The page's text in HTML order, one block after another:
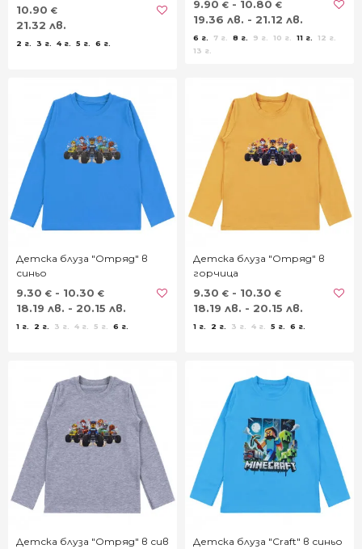
10.90 €
21.32 лв.
2 г. 3 г. 4 г. 5 г. 6 г.
9.90 € - 10.80 €
19.36 лв. - 21.12 лв.
6 г. 7 г. 8 г. 9 г. 10 г. 11 г.
12 г.
13 г.
Детска блуза "Отряд" в
синьо
9.30 € - 10.30 €
18.19 лв. - 20.15 лв.
1 г. 2 г. 3 г. 4 г. 5 г. 6 г.
Детска блуза "Отряд" в
горчица
9.30 € - 10.30 €
18.19 лв. - 20.15 лв.
1 г. 2 г. 3 г. 4 г. 5 г. 6 г.
Детска блуза "Отряд" в сив
Детска блуза "Craft" в синьо